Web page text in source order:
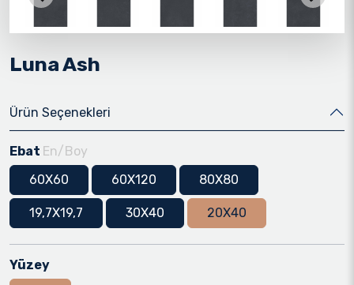
Luna Ash
Ürün Seçenekleri
Ebat En/Boy
60X60
60X120 80X80
19,7X19,7 30X40 20X40
Yüzey